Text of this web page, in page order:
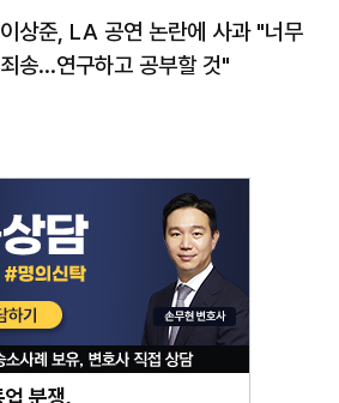
이상준, LA 공연 논란에 사과 "너무
죄송…연구하고 공부할 것"